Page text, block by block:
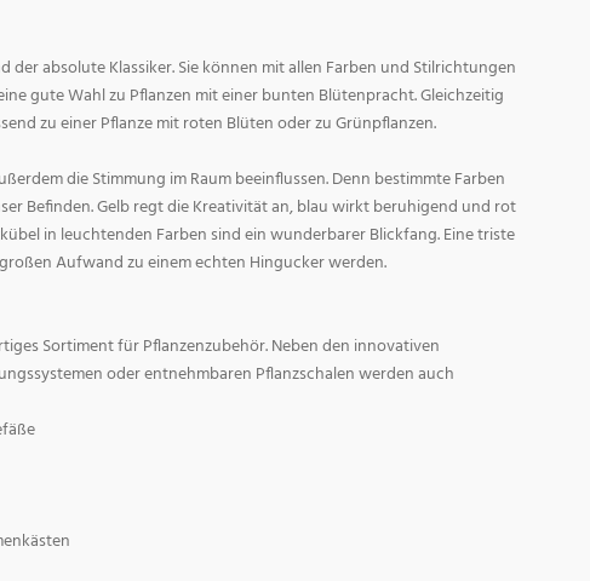
der absolute Klassiker. Sie können mit allen Farben und Stilrichtungen
gute Wahl zu Pflanzen mit einer bunten Blütenpracht. Gleichzeitig
zu einer Pflanze mit roten Blüten oder zu Grünpflanzen.
die Stimmung im Raum beeinflussen. Denn bestimmte Farben
Befinden. Gelb regt die Kreativität an, blau wirkt beruhigend und rot
in leuchtenden Farben sind ein wunderbarer Blickfang. Eine triste
Aufwand zu einem echten Hingucker werden.
Sortiment für Pflanzenzubehör. Neben den innovativen
oder entnehmbaren Pflanzschalen werden auch